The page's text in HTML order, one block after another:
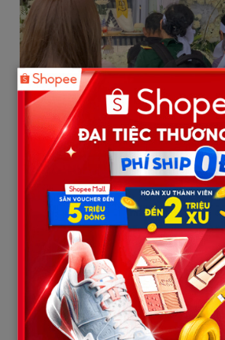
Fanpage chương trình Sao Nhập Ngũ
đầy xúc động: “Có những cuộc gặp gỡ
ở lại rất lâu với vô vàn ký ức. Đại gia đình